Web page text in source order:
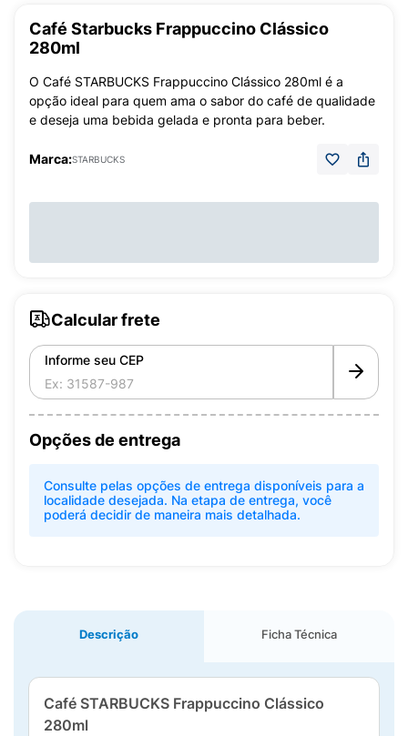
Café Starbucks Frappuccino Clássico
280ml
O Café STARBUCKS Frappuccino Clássico 280ml é a
opção ideal para quem ama o sabor do café de qualidade
e deseja uma bebida gelada e pronta para beber.
Marca:STARBUCKS
Calcular frete
Informe seu CEP
Opções de entrega
Consulte pelas opções de entrega disponíveis para a
localidade desejada. Na etapa de entrega, você
poderá decidir de maneira mais detalhada.
Descrição Ficha Técnica
Café STARBUCKS Frappuccino Clássico
280ml